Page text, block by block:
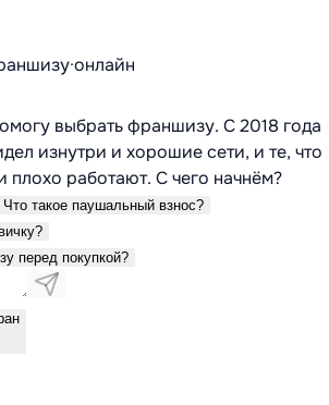
·онлайн
выбрать франшизу. С 2018 года
изнутри и хорошие сети, и те, что
работают. С чего начнём?
Что такое паушальный взнос?
перед покупкой?